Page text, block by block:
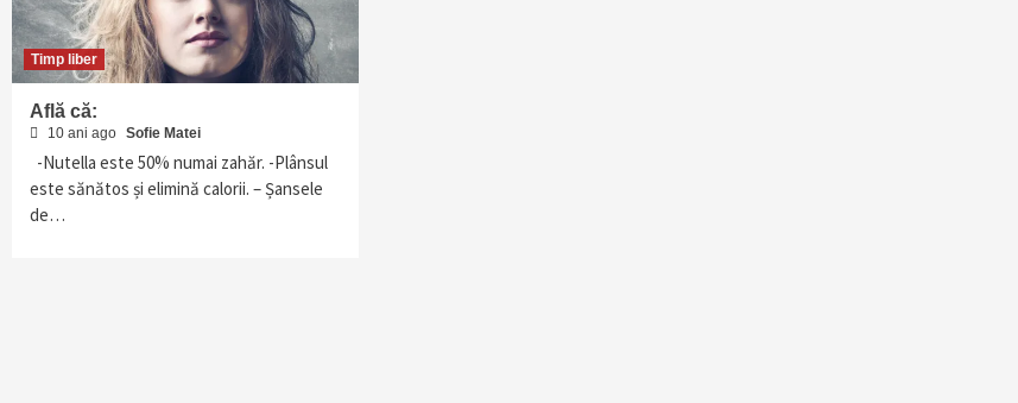
Timp liber
Află că:
10 ani ago Sofie Matei
-Nutella este 50% numai zahăr. -Plânsul
este sănătos și elimină calorii. – Șansele
de…